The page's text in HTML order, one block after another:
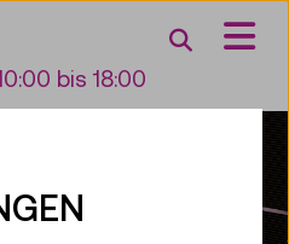
Suche
bis 18:00